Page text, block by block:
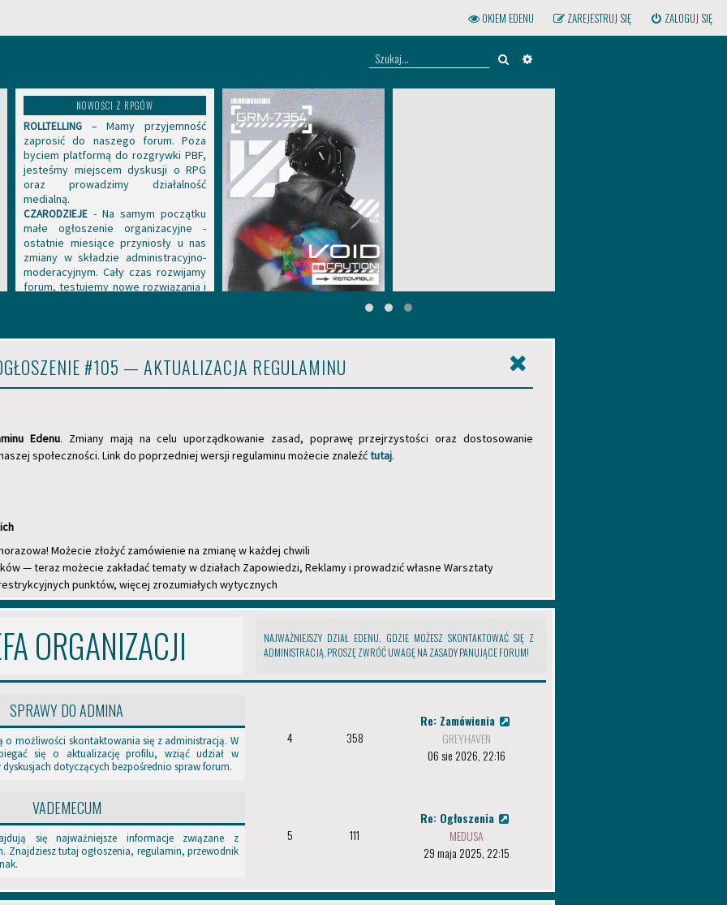
ZALOGUJ SIĘ
ZAREJESTRUJ SIĘ
OKIEM EDENU
Szukaj
NOWOŚCI Z RPGÓW
ROLLTELLING – Mamy przyjemność
zaprosić do naszego forum. Poza
byciem platformą do rozgrywki PBF,
jesteśmy miejscem dyskusji o RPG
oraz prowadzimy działalność
medialną.
CZARODZIEJE - Na samym początku
małe ogłoszenie organizacyjne -
ostatnie miesiące przyniosły u nas
zmiany w składzie administracyjno-
moderacyjnym. Cały czas rozwijamy
forum, testujemy nowe rozwiązania i
Czarodziejach! W Hogwarcie można
spotkać teraz uczniów prosto z USA -
od NY, przez Kalifornię, aż po Hawaje.
tygodni zalewają media
społecznościowe, a internet coraz
częściej określa sprawę mianem
pojawiła się też nowa szata
graficzna, odświeżone kody oraz
kilka nowych funkcjonalności.
#105 — AKTUALIZACJA REGULAMINU
Edenu. Zmiany mają na celu uporządkowanie zasad, poprawę przejrzystości oraz dostosowanie
społeczności. Link do poprzedniej wersji regulaminu możecie znaleźćtutaj.
Możecie złożyć zamówienie na zmianę w każdej chwili
— teraz możecie zakładać tematy w działach Zapowiedzi, Reklamy i prowadzić własne Warsztaty
punktów, więcej zrozumiałych wytycznych
1.2, itd.)
wprowadzamy prostą zasadę:na Edenie obowiązuje kultura szacunku. Wzajemny szacunek, tolerancja i
działach
z Kont RPG dla lepszej organizacji
Nie musisz być w grupie Graficy/Technicy
do odpowiednich grup
ORGANIZACJI
NAJWAŻNIEJSZY DZIAŁ EDENU, GDZIE MOŻESZ SKONTAKTOWAĆ SIĘ Z
ADMINISTRACJĄ. PROSZĘ ZWRÓĆ UWAGĘ NA ZASADY PANUJĄCE FORUM!
SPRAWY DO ADMINA
o możliwości skontaktowania się z administracją. W
się o aktualizację profilu, wziąć udział w
dotyczących bezpośrednio spraw forum.
4 358
Re: Zamówienia
GREYHAVEN
06 sie 2026, 22:16
VADEMECUM
się najważniejsze informacje związane z
Znajdziesz tutaj ogłoszenia, regulamin, przewodnik
5 111
Re: Ogłoszenia
MEDUSA
29 maja 2025, 22:15